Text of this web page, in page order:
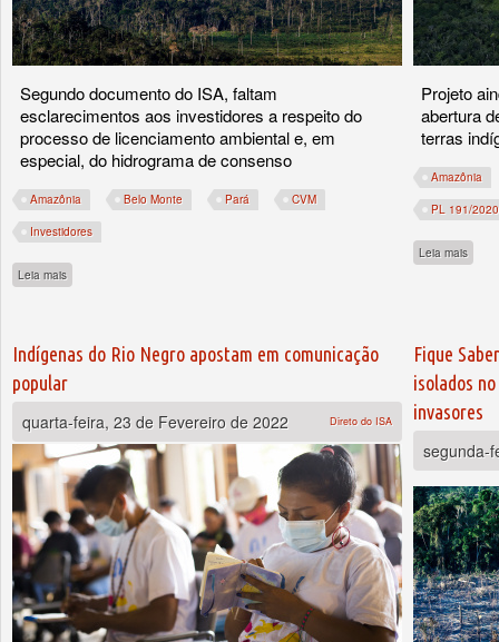
Segundo documento do ISA, faltam
esclarecimentos aos investidores a respeito do
processo de licenciamento ambiental e, em
especial, do hidrograma de consenso
Amazônia Belo Monte Pará CVM
Investidores
Leia mais
Projeto
abertura
terras
Amazônia
PL 191/2020
Leia mais
Indígenas do Rio Negro apostam em comunicação
popular
quarta-feira, 23 de Fevereiro de 2022
Direto do ISA
Fique
isolados
invasores
segunda-